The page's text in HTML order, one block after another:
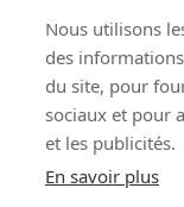
Nous utilisons
des
du site, pour
sociaux et pour
et les publicités.
En savoir plus